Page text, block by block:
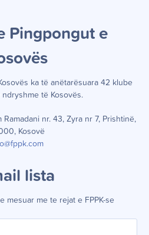
Pingpongut e
ës
ës ka të anëtarësuara 42 klube
ndryshme të Kosovës.
nr. 43, Zyra nr 7, Prishtinë,
Kosovë
lista
mesuar me te rejat e FPPK-se